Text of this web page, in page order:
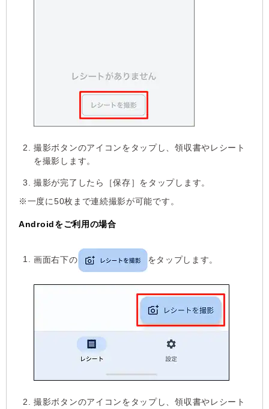
撮影ボタンのアイコンをタップし、領収書やレシート
を撮影します。
撮影が完了したら［保存］をタップします。
※一度に50枚まで連続撮影が可能です。
Androidをご利用の場合
画面右下の をタップします。
撮影ボタンのアイコンをタップし、領収書やレシート